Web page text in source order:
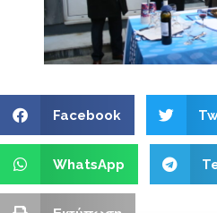
Facebook
WhatsApp